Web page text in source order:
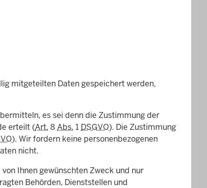
mitgeteilten Daten gespeichert werden,
es sei denn die Zustimmung der
erteilt (Art. 8Abs. 1 DSGVO). Die Zustimmung
). Wir fordern keine personenbezogenen
nicht.
Ihnen gewünschten Zweck und nur
Behörden, Dienststellen und